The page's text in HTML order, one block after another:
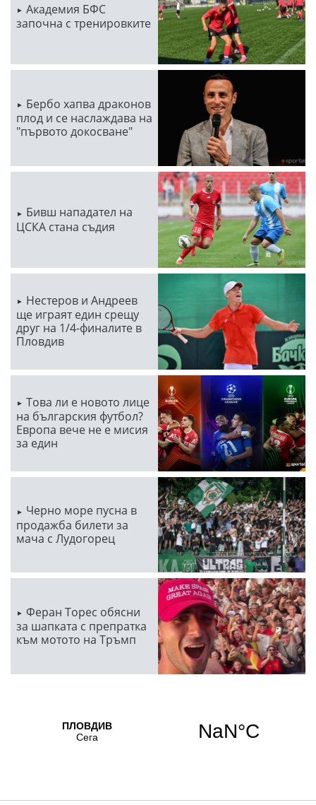
Академия БФС
започна с тренировките
Бербо хапва драконов
плод и се наслаждава на
"първото докосване"
Бивш нападател на
ЦСКА стана съдия
Нестеров и Андреев
ще играят един срещу
друг на 1/4-финалите в
Пловдив
Това ли е новото лице
на българския футбол?
Европа вече не е мисия
за един
Черно море пусна в
продажба билети за
мача с Лудогорец
Феран Торес обясни
за шапката с препратка
към мотото на Тръмп